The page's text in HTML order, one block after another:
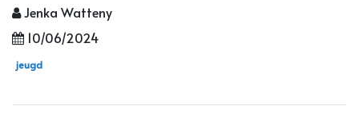
Jenka Watteny
10/06/2024
jeugd